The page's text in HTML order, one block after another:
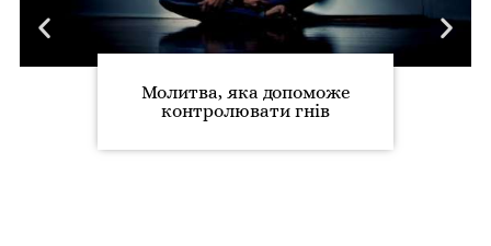
Молитва, яка допоможе
контролювати гнів